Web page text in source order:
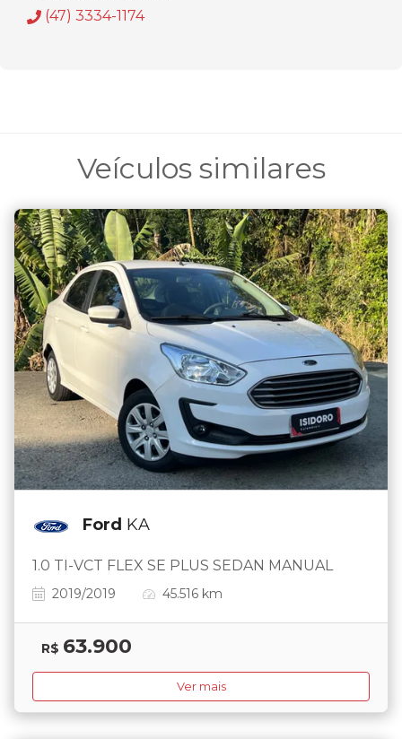
(47) 3334-1174
Veículos similares
Ford KA
1.0 TI-VCT FLEX SE PLUS SEDAN MANUAL
2019/2019 45.516 km
R$ 63.900
Ver mais